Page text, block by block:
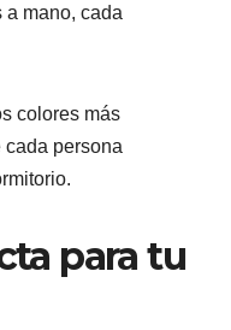
mano, cada
colores más
cada persona
para tu